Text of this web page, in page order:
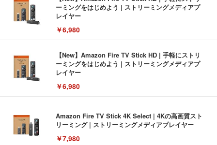
ーミングをはじめよう | ストリーミングメディアプ
レイヤー
￥6,980
【New】Amazon Fire TV Stick HD | 手軽にストリ
ーミングをはじめよう | ストリーミングメディアプ
レイヤー
￥6,980
Amazon Fire TV Stick 4K Select | 4Kの高画質スト
リーミング | ストリーミングメディアプレイヤー
￥7,980